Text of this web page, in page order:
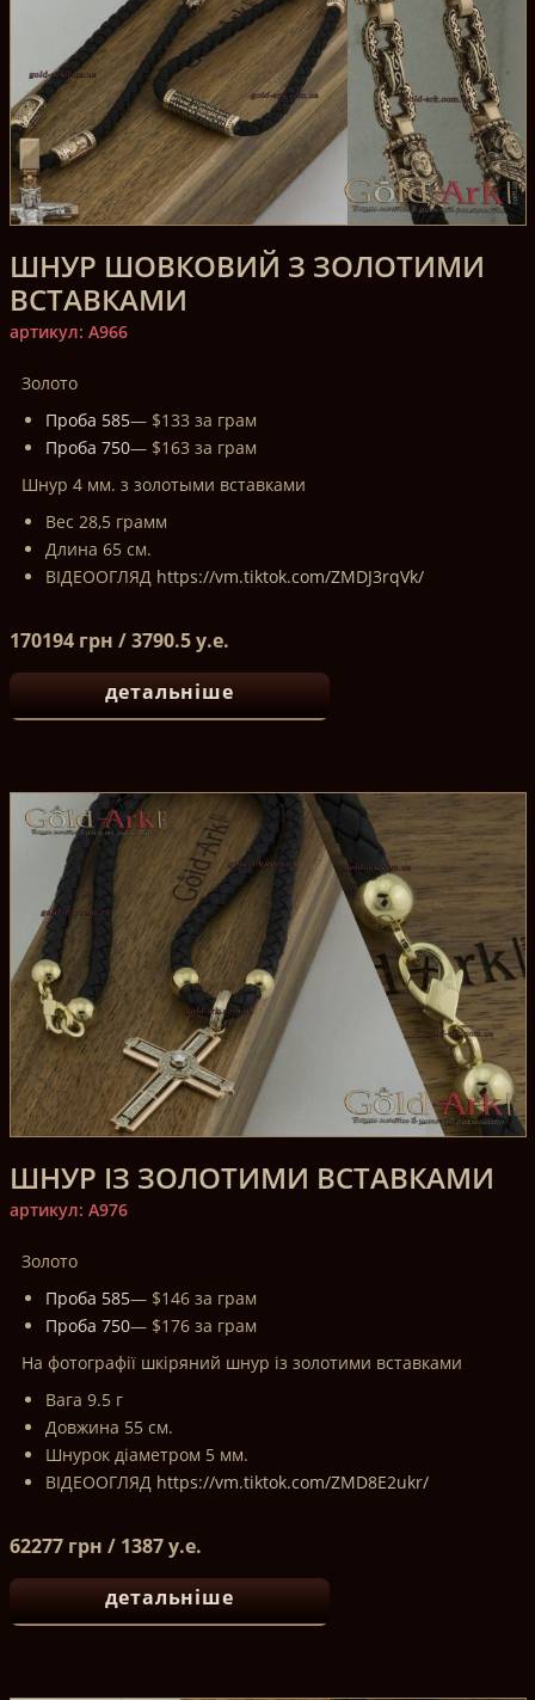
ШНУР ШОВКОВИЙ З ЗОЛОТИМИ
ВСТАВКАМИ
артикул: A966
Золото
Проба 585— $133 за грам
Проба 750— $163 за грам
Шнур 4 мм. з золотыми вставками
Вес 28,5 грамм
Длина 65 см.
ВІДЕООГЛЯД https://vm.tiktok.com/ZMDJ3rqVk/
170194 грн / 3790.5 у.е.
детальніше
ШНУР ІЗ ЗОЛОТИМИ ВСТАВКАМИ
артикул: A976
Золото
Проба 585— $146 за грам
Проба 750— $176 за грам
На фотографії шкіряний шнур із золотими вставками
Вага 9.5 г
Довжина 55 см.
Шнурок діаметром 5 мм.
ВІДЕООГЛЯД https://vm.tiktok.com/ZMD8E2ukr/
62277 грн / 1387 у.е.
детальніше